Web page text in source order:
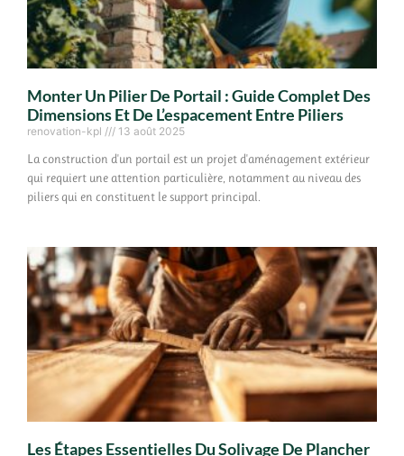
Monter Un Pilier De Portail : Guide Complet Des
Dimensions Et De L’espacement Entre Piliers
renovation-kpl 13 août 2025
La construction d'un portail est un projet d'aménagement extérieur
qui requiert une attention particulière, notamment au niveau des
piliers qui en constituent le support principal.
Les Étapes Essentielles Du Solivage De Plancher